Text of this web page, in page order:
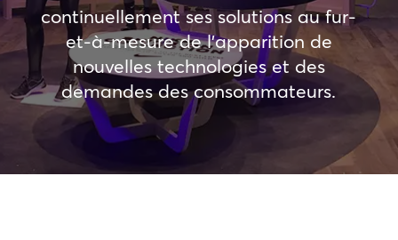
continuellement ses solutions au fur-
et-à-mesure de l’apparition de
nouvelles technologies et des
demandes des consommateurs.